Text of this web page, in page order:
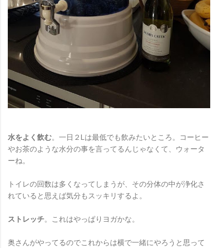
水をよく飲む。一日２Lは最低でも飲みたいところ。コーヒー
やお茶のような水分の事を言ってるんじゃなくて、ウォータ
ーね。
トイレの回数は多くなってしまうが、その分体の中が浄化さ
れていると思えば気分もスッキリするよ。
ストレッチ。これはやっぱりヨガかな。
奥さんがやってるのでこれからは横で一緒にやろうと思って